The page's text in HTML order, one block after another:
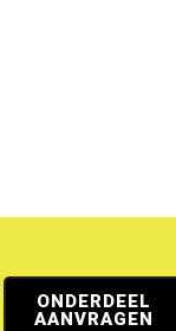
ONDERDEEL
AANVRAGEN